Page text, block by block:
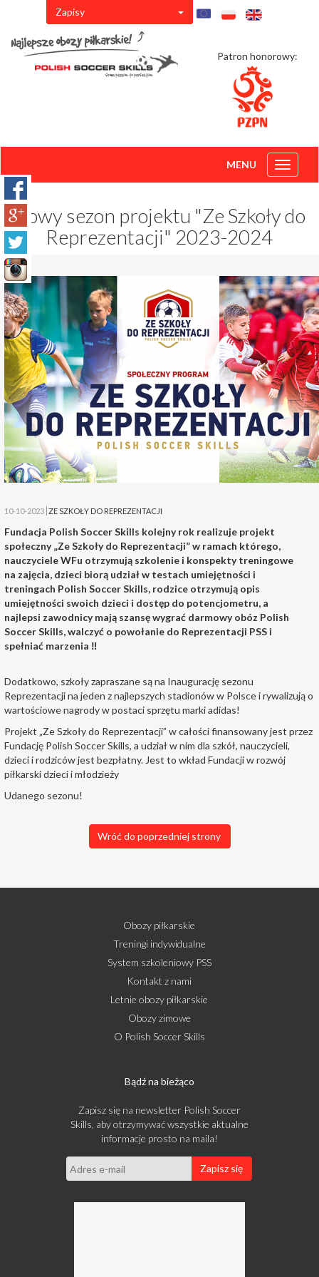
Zapisy
Patron honorowy:
Toggle
MENU
Nowy sezon projektu "Ze Szkoły do
Reprezentacji" 2023-2024
10-10-2023 ZE SZKOŁY DO REPREZENTACJI
Fundacja Polish Soccer Skills kolejny rok realizuje projekt
społeczny „Ze Szkoły do Reprezentacji” w ramach którego,
nauczyciele WFu otrzymują szkolenie i konspekty treningowe
na zajęcia, dzieci biorą udział w testach umiejętności i
treningach Polish Soccer Skills, rodzice otrzymują opis
umiejętności swoich dzieci i dostęp do potencjometru, a
najlepsi zawodnicy mają szansę wygrać darmowy obóz Polish
Soccer Skills, walczyć o powołanie do Reprezentacji PSS i
spełniać marzenia ‼
Dodatkowo, szkoły zapraszane są na Inaugurację sezonu
Reprezentacji na jeden z najlepszych stadionów w Polsce i rywalizują o
wartościowe nagrody w postaci sprzętu marki adidas!
Projekt „Ze Szkoły do Reprezentacji” w całości finansowany jest przez
Fundację Polish Soccer Skills, a udział w nim dla szkół, nauczycieli,
dzieci i rodziców jest bezpłatny. Jest to wkład Fundacji w rozwój
piłkarski dzieci i młodzieży
Udanego sezonu!
Wróć do poprzedniej strony
Obozy piłkarskie
Treningi indywidualne
System szkoleniowy PSS
Kontakt z nami
Letnie obozy piłkarskie
Obozy zimowe
O Polish Soccer Skills
Bądź na bieżąco
Zapisz się na newsletter Polish Soccer
Skills, aby otrzymywać wszystkie aktualne
informacje prosto na maila!
Zapisz się